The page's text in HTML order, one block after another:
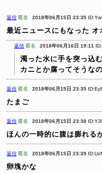
返信 匿名 2018年06月15日 23:35
最近ニュースにもなった オ
返信 匿名 2018年06月16日 19:11
濁った水に手を突っ込
カニとか腐ってそうな
返信 匿名 2018年06月15日 23:35
たまご
返信 匿名 2018年06月15日 23:38
ほんの一時的に腹は膨れ
返信 匿名 2018年06月15日 23:39
卵塊かな